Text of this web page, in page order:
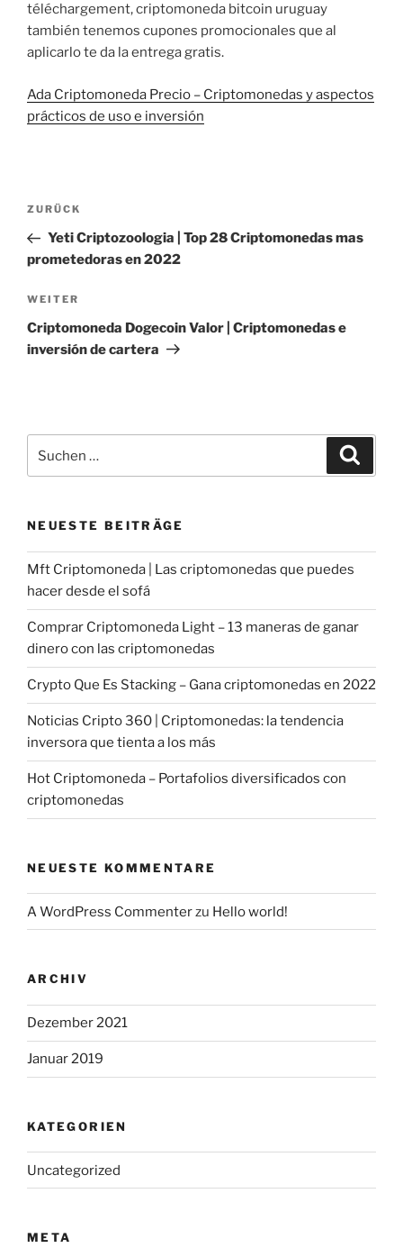
téléchargement, criptomoneda bitcoin uruguay
también tenemos cupones promocionales que al
aplicarlo te da la entrega gratis.
Ada Criptomoneda Precio – Criptomonedas y aspectos
prácticos de uso e inversión
Beitragsnavigation
Vorheriger
Beitrag
ZURÜCK
Yeti Criptozoologia | Top 28 Criptomonedas mas
prometedoras en 2022
Nächster
Beitrag
WEITER
Criptomoneda Dogecoin Valor | Criptomonedas e
inversión de cartera
nach:
NEUESTE BEITRÄGE
Mft Criptomoneda | Las criptomonedas que puedes
hacer desde el sofá
Comprar Criptomoneda Light – 13 maneras de ganar
dinero con las criptomonedas
Crypto Que Es Stacking – Gana criptomonedas en 2022
Noticias Cripto 360 | Criptomonedas: la tendencia
inversora que tienta a los más
Hot Criptomoneda – Portafolios diversificados con
criptomonedas
NEUESTE KOMMENTARE
A WordPress Commenterzu Hello world!
ARCHIV
Dezember 2021
Januar 2019
KATEGORIEN
Uncategorized
META